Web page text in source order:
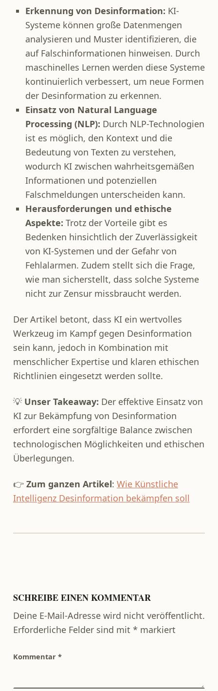
Erkennung von Desinformation: KI-
Systeme können große Datenmengen
analysieren und Muster identifizieren, die
auf Falschinformationen hinweisen. Durch
maschinelles Lernen werden diese Systeme
kontinuierlich verbessert, um neue Formen
der Desinformation zu erkennen.​
Einsatz von Natural Language
Processing (NLP): Durch NLP-Technologien
ist es möglich, den Kontext und die
Bedeutung von Texten zu verstehen,
wodurch KI zwischen wahrheitsgemäßen
Informationen und potenziellen
Falschmeldungen unterscheiden kann.​
Herausforderungen und ethische
Aspekte: Trotz der Vorteile gibt es
Bedenken hinsichtlich der Zuverlässigkeit
von KI-Systemen und der Gefahr von
Fehlalarmen. Zudem stellt sich die Frage,
wie man sicherstellt, dass solche Systeme
nicht zur Zensur missbraucht werden.​
Der Artikel betont, dass KI ein wertvolles
Werkzeug im Kampf gegen Desinformation
sein kann, jedoch in Kombination mit
menschlicher Expertise und klaren ethischen
Richtlinien eingesetzt werden sollte.​
💡 Unser Takeaway: Der effektive Einsatz von
KI zur Bekämpfung von Desinformation
erfordert eine sorgfältige Balance zwischen
technologischen Möglichkeiten und ethischen
Überlegungen.​
👉 Zum ganzen Artikel: Wie Künstliche
Intelligenz Desinformation bekämpfen soll
Zurück zur Hauptnavigation springen
SCHREIBE EINEN KOMMENTAR
Deine E-Mail-Adresse wird nicht veröffentlicht.
Erforderliche Felder sind mit * markiert
Kommentar *